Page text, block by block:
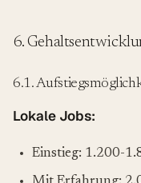
6.
6.1.
Lokale Jobs:
Einstieg: 1.200-